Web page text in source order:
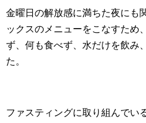
金曜日の解放感に満ちた夜にも
ックスのメニューをこなすため
ず、何も食べず、水だけを飲み
た。
ファスティングに取り組んでい